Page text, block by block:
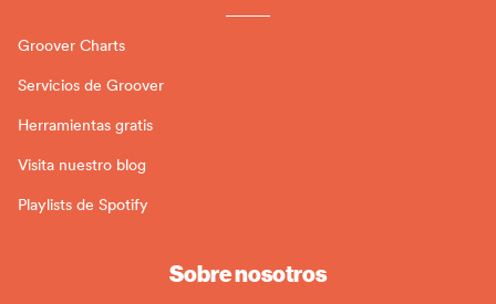
Groover Charts
Servicios de Groover
Herramientas gratis
Visita nuestro blog
Playlists de Spotify
Sobre nosotros